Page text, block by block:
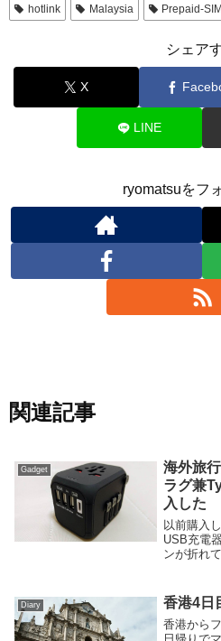
hotlink Malaysia Prepaid-SIM
シェア
X
LINE
ryomatsuをフ
関連記事
Gadget
海外旅
ラグ兼
入した
以前購入
USB充電
ンが折れ
する事に
ピンが折
題があり
購入した
Diary 香港4日
香港から